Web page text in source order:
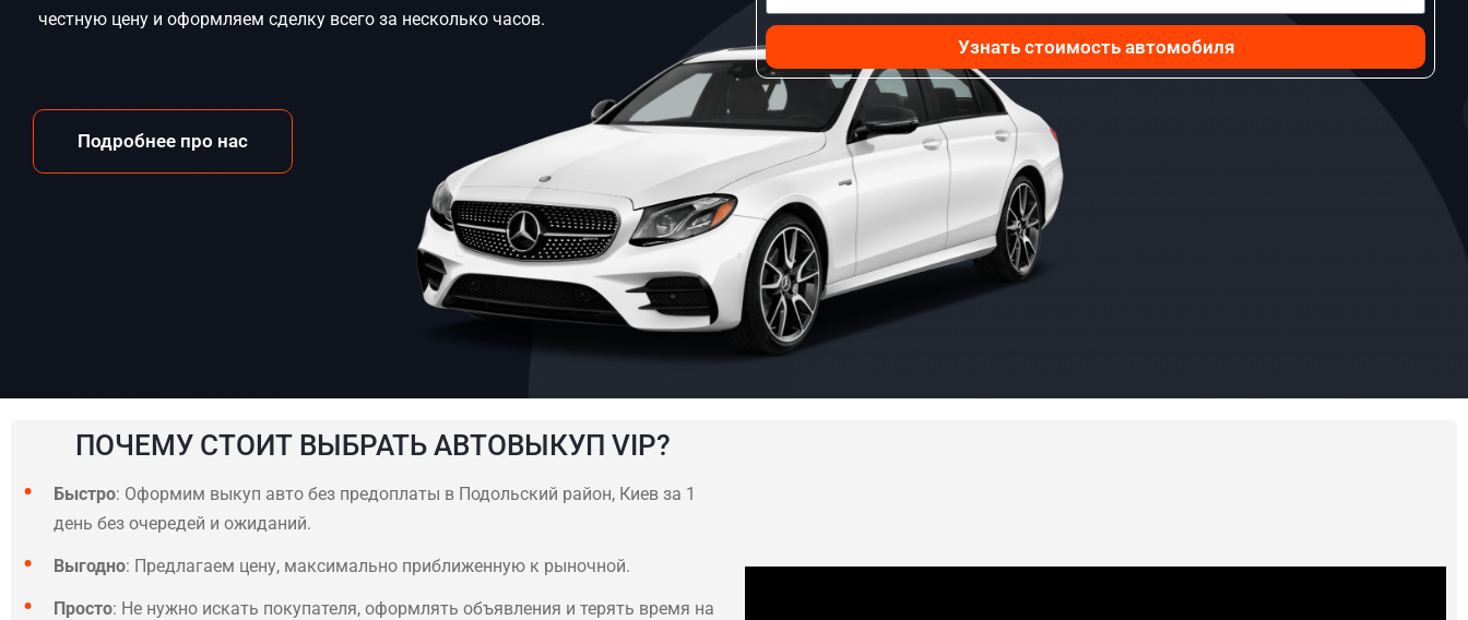
честную цену и оформляем сделку всего за несколько часов.
Подробнее про нас
Узнать стоимость автомобиля
ПОЧЕМУ СТОИТ ВЫБРАТЬ АВТОВЫКУП VIP?
Быстро: Оформим выкуп авто без предоплаты в Подольский район, Киев за 1
день без очередей и ожиданий.
Выгодно: Предлагаем цену, максимально приближенную к рыночной.
Просто: Не нужно искать покупателя, оформлять объявления и терять время на